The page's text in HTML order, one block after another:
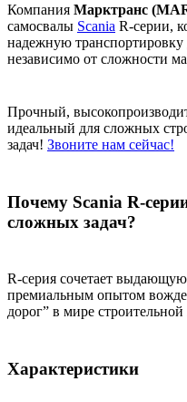
Компания Марктранс
самосвалы Scania R-серии,
надежную транспортировку
независимо от сложности
Прочный,
идеальный для сложных
задач! Звоните нам сейчас!
Почему Scania R-
сложных задач?
R-серия сочетает
премиальным опытом
дорог” в мире
Характеристики